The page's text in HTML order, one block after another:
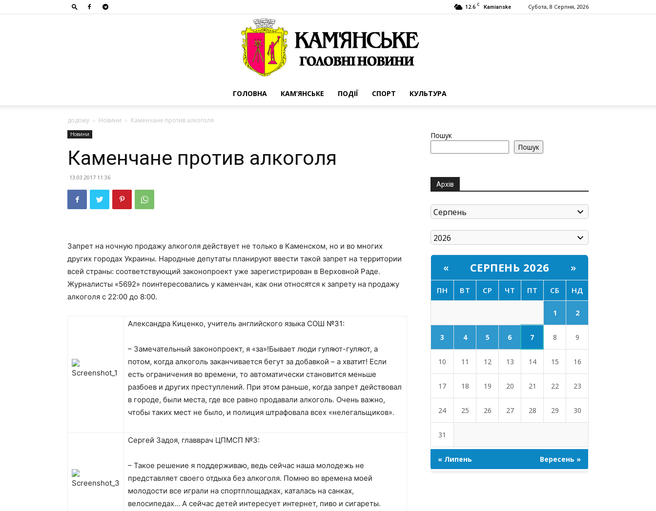
12.6 C Kamianske Субота, 8 Серпня, 2026
ГОЛОВНА КАМ’ЯНСЬКЕ ПОДІЇ СПОРТ КУЛЬТУРА
додому Новини Каменчане против алкоголя
Новини
Каменчане против алкоголя
13.03.2017 11:36
Запрет на ночную продажу алкоголя действует не только в Каменском, но и во многих
других городах Украины. Народные депутаты планируют ввести такой запрет на территории
всей страны: соответствующий законопроект уже зарегистрирован в Верховной Раде.
Журналисты «5692» поинтересовались у каменчан, как они относятся к запрету на продажу
алкоголя с 22:00 до 8:00.
Александра Киценко, учитель английского языка СОШ №31:
– Замечательный законопроект, я «за»!Бывает люди гуляют-гуляют, а
потом, когда алкоголь заканчивается бегут за добавкой – а хватит! Если
есть ограничения во времени, то автоматически становится меньше
разбоев и других преступлений. При этом раньше, когда запрет действовал
в городе, были места, где все равно продавали алкоголь. Очень важно,
чтобы таких мест не было, и полиция штрафовала всех «нелегальщиков».
Сергей Задоя, главврач ЦПМСП №3:
– Такое решение я поддерживаю, ведь сейчас наша молодежь не
представляет своего отдыха без алкоголя. Помню во времена моей
молодости все играли на спортплощадках, каталась на санках,
велосипедах… А сейчас детей интересует интернет, пиво и сигареты.
Пошук
Пошук
Архів
« СЕРПЕНЬ 2026 »
ПН ВТ СР ЧТ ПТ СБ НД
1 2
3 4 5 6 7 8 9
10 11 12 13 14 15 16
17 18 19 20 21 22 23
24 25 26 27 28 29 30
31
« Липень Вересень »